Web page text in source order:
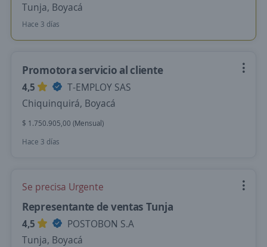
Tunja, Boyacá
Hace 3 días
Promotora servicio al cliente
4,5
T-EMPLOY SAS
Chiquinquirá, Boyacá
$ 1.750.905,00 (Mensual)
Hace 3 días
Se precisa Urgente
Representante de ventas Tunja
4,5
POSTOBON S.A
Tunja, Boyacá